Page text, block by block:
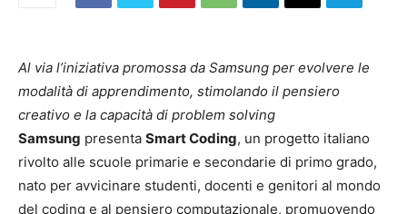
Al via l’iniziativa promossa da Samsung per evolvere le
modalità di apprendimento, stimolando il pensiero
creativo e la capacità di problem solving
Samsung presenta Smart Coding, un progetto italiano
rivolto alle scuole primarie e secondarie di primo grado,
nato per avvicinare studenti, docenti e genitori al mondo
del coding e al pensiero computazionale, promuovendo